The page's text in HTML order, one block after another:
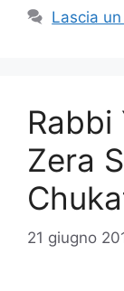
Lascia
Rabbi
Zera
21 giugno